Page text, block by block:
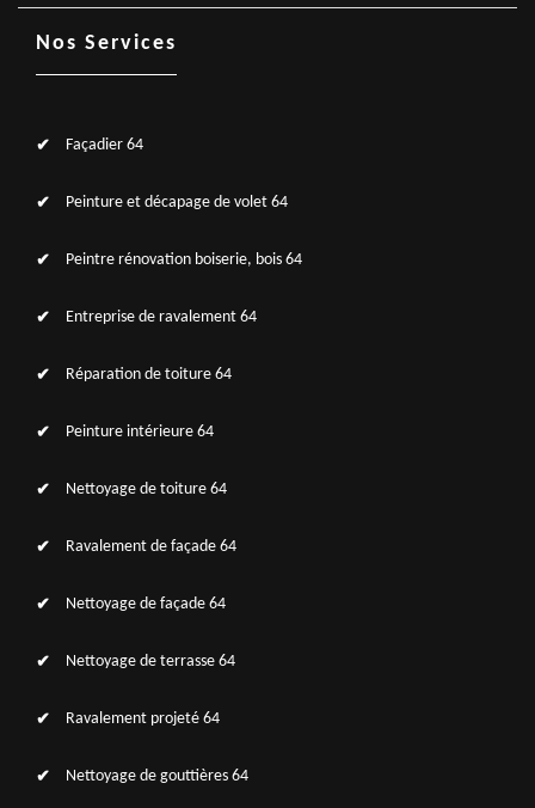
Nos Services
Façadier 64
Peinture et décapage de volet 64
Peintre rénovation boiserie, bois 64
Entreprise de ravalement 64
Réparation de toiture 64
Peinture intérieure 64
Nettoyage de toiture 64
Ravalement de façade 64
Nettoyage de façade 64
Nettoyage de terrasse 64
Ravalement projeté 64
Nettoyage de gouttières 64